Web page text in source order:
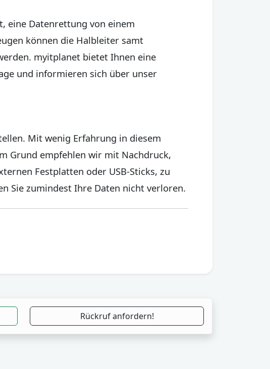
eine Datenrettung von einem
können die Halbleiter samt
myitplanet bietet Ihnen eine
und informieren sich über unser
Mit wenig Erfahrung in diesem
Grund empfehlen wir mit Nachdruck,
Festplatten oder USB-Sticks, zu
Sie zumindest Ihre Daten nicht verloren.
Rückruf anfordern!